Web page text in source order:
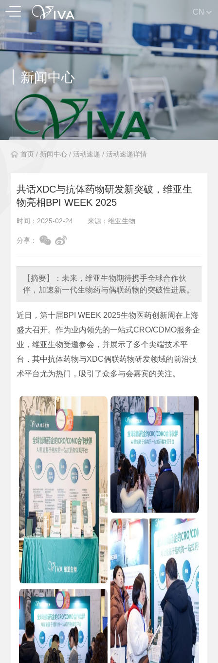
CN
新闻中心
首页 / 新闻中心 /活动速递 /活动速递详情
共话XDC与抗体药物研发新突破，维亚生
物亮相BPI WEEK 2025
时间：2025-02-24 来源：维亚生物
分享：
【摘要】： 未来，维亚生物期待携手全球合作伙
伴，加速新一代生物药与偶联药物的突破性进展。
近日，第十届BPI WEEK 2025生物医药创新周在上海
盛大召开。作为业内领先的一站式CRO/CDMO服务企
业，维亚生物受邀参会，并展示了多个尖端技术平
台，其中抗体药物与XDC偶联药物研发领域的前沿技
术平台尤为热门，吸引了众多与会嘉宾的关注。